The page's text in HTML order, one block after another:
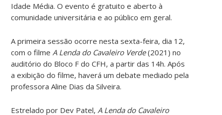
Idade Média. O evento é gratuito e aberto à
comunidade universitária e ao público em geral.
A primeira sessão ocorre nesta sexta-feira, dia 12,
com o filme A Lenda do Cavaleiro Verde(2021) no
auditório do Bloco F do CFH, a partir das 14h. Após
a exibição do filme, haverá um debate mediado pela
professora Aline Dias da Silveira.
Estrelado por Dev Patel, A Lenda do Cavaleiro